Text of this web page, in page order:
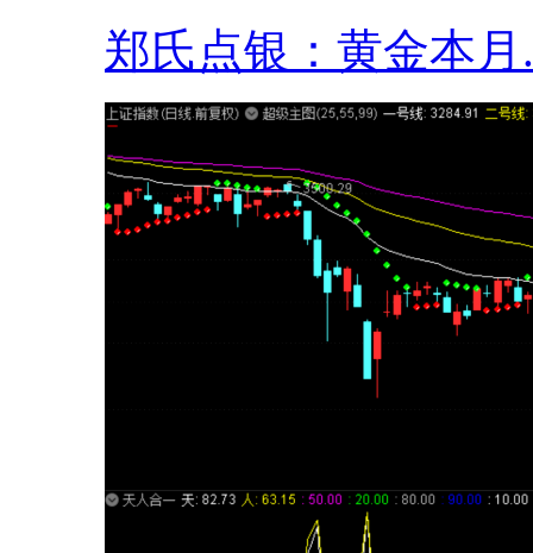
郑氏点银：黄金本月